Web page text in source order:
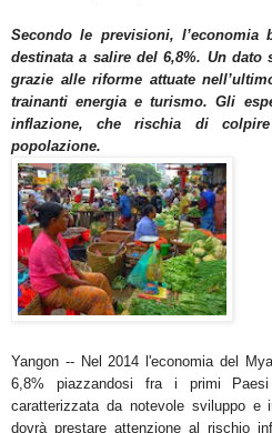
Secondo le previsioni,
destinata a salire del 6,8%. Un dato
grazie alle riforme attuate
trainanti energia e turismo. Gli
inflazione, che rischia di
popolazione.
Yangon -- Nel 2014 l'economia del
6,8% piazzandosi fra i primi
caratterizzata da notevole sviluppo e
dovrà prestare attenzione al rischio